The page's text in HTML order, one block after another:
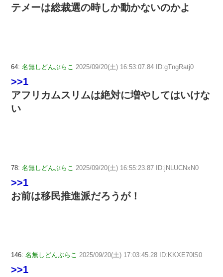
テメーは総裁選の時しか動かないのかよ
64: 名無しどんぶらこ 2025/09/20(土) 16:53:07.84 ID:gTngRatj0
>>1
アフリカムスリムは絶対に増やしてはいけな
い
78: 名無しどんぶらこ 2025/09/20(土) 16:55:23.87 ID:jNLUCNxN0
>>1
お前は移民推進派だろうが！
146: 名無しどんぶらこ 2025/09/20(土) 17:03:45.28 ID:KKXE70lS0
>>1